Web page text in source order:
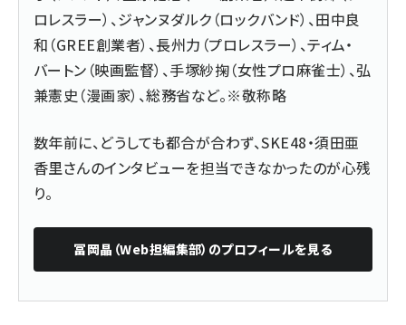
ロレスラー）、ジャンヌダルク（ロックバンド）、田中良
和（GREE創業者）、長州力（プロレスラー）、ティム・
バートン（映画監督）、手塚紗掬（女性プロ麻雀士）、弘
兼憲史（漫画家）、総務省など。※敬称略
数年前に、どうしても都合が合わず、SKE48・須田亜
香里さんのインタビューを担当できなかったのが心残
り。
冨岡晶（Web担編集部） のプロフィールを見る